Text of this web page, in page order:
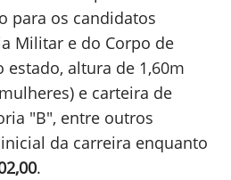
para os candidatos
Militar e do Corpo de
altura de 1,60m
e carteira de
"B", entre outros
da carreira enquanto
.